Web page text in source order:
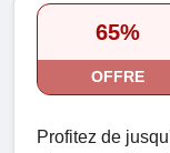
65%
OFFRE
Profitez de